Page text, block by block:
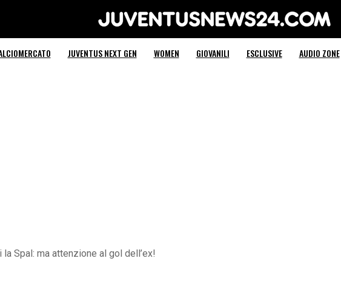
Juventus News 24
JUVENTUS NEXT GEN WOMEN GIOVANILI ESCLUSIVE AUDIO ZONE
la Spal: ma attenzione al gol dell’ex!